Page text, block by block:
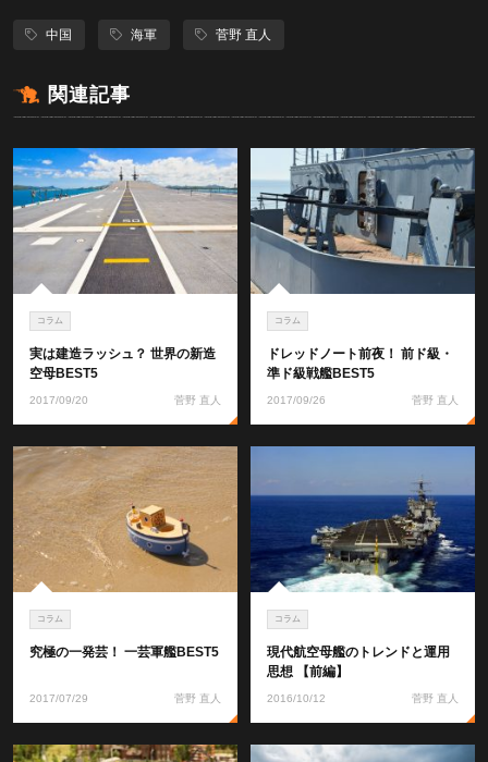
中国 海軍 菅野 直人
関連記事
コラム
実は建造ラッシュ？ 世界の新造
空母BEST5
2017/09/20 菅野 直人
コラム
ドレッドノート前夜！ 前ド級・
準ド級戦艦BEST5
2017/09/26 菅野 直人
コラム
究極の一発芸！ 一芸軍艦BEST5
2017/07/29 菅野 直人
コラム
現代航空母艦のトレンドと運用
思想 【前編】
2016/10/12 菅野 直人